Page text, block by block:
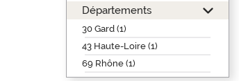
Départements
30 Gard (1)
43 Haute-Loire (1)
69 Rhône (1)